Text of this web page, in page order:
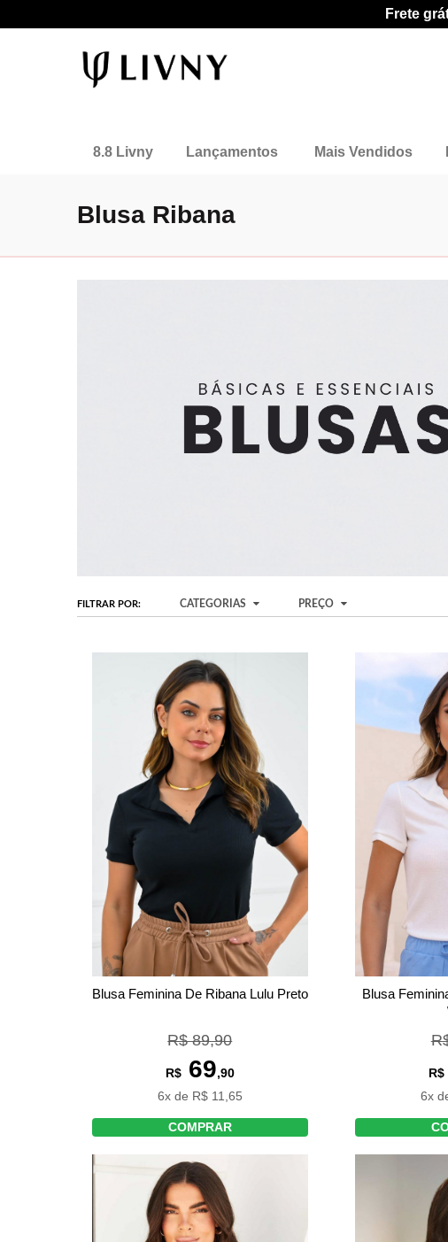
Frete
8.8 Livny Lançamentos Mais Vendidos
Blusa Ribana
FILTRAR POR: CATEGORIAS PREÇO
Blusa Feminina De Ribana Lulu Preto
R$ 89,90
R$69,90
6x de R$ 11,65
COMPRAR
Blusa
R$
6x